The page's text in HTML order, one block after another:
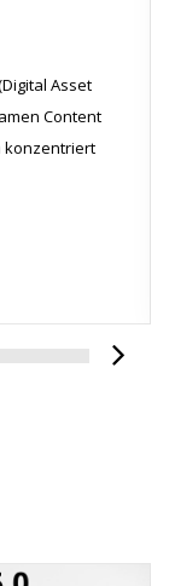
Asset
Content
konzentriert